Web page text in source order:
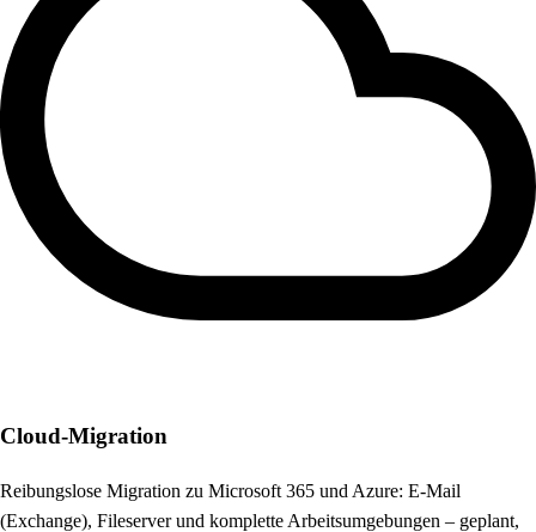
Cloud-Migration
Reibungslose Migration zu Microsoft 365 und Azure: E-Mail
(Exchange), Fileserver und komplette Arbeitsumgebungen – geplant,